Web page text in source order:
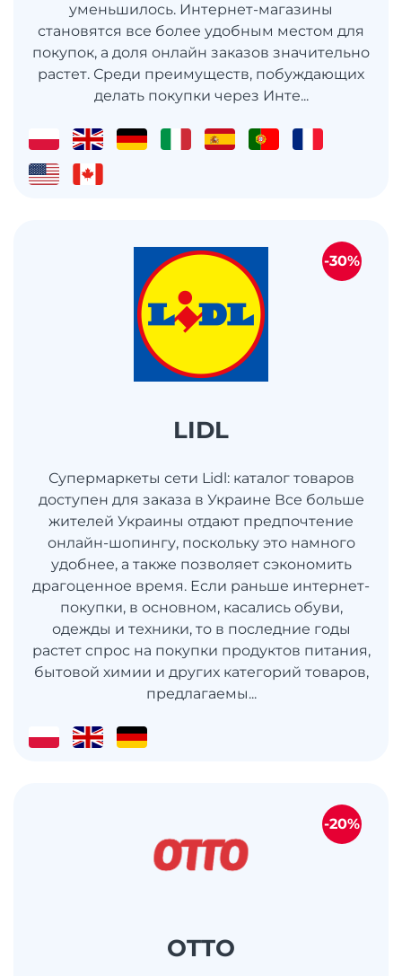
уменьшилось. Интернет-магазины
становятся все более удобным местом для
покупок, а доля онлайн заказов значительно
растет. Среди преимуществ, побуждающих
делать покупки через Инте...
LIDL
Супермаркеты сети Lidl: каталог товаров
доступен для заказа в Украине Все больше
жителей Украины отдают предпочтение
онлайн-шопингу, поскольку это намного
удобнее, а также позволяет сэкономить
драгоценное время. Если раньше интернет-
покупки, в основном, касались обуви,
одежды и техники, то в последние годы
растет спрос на покупки продуктов питания,
бытовой химии и других категорий товаров,
предлагаемы...
-30%
OTTO
-20%